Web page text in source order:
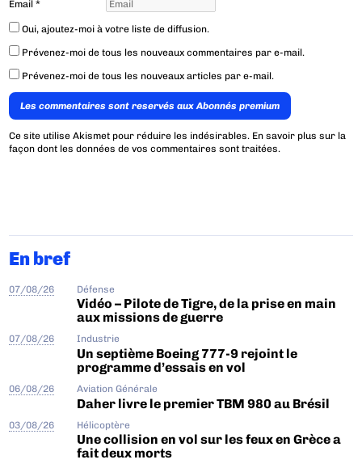
Email*
Oui, ajoutez-moi à votre liste de diffusion.
Prévenez-moi de tous les nouveaux commentaires par e-mail.
Prévenez-moi de tous les nouveaux articles par e-mail.
Les commentaires sont reservés aux Abonnés premium
Ce site utilise Akismet pour réduire les indésirables. En savoir plus sur la
façon dont les données de vos commentaires sont traitées.
En bref
07/08/26 Défense
Vidéo – Pilote de Tigre, de la prise en main
aux missions de guerre
07/08/26 Industrie
Un septième Boeing 777-9 rejoint le
programme d’essais en vol
06/08/26 Aviation Générale
Daher livre le premier TBM 980 au Brésil
03/08/26 Hélicoptère
Une collision en vol sur les feux en Grèce a
fait deux morts